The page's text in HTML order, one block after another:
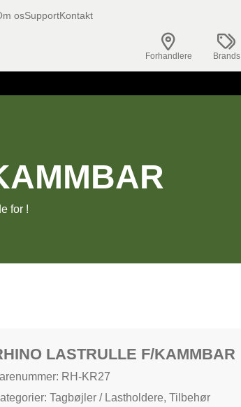
osSupportKontakt
Forhandlere Brands
for !
LASTRULLE F/KAMMBAR
RH-KR27
Tagbøjler / Lastholdere, Tilbehør